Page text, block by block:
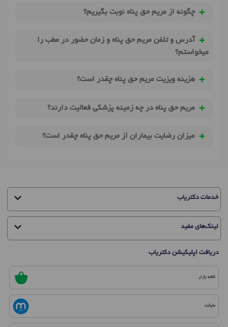
چگونه از مریم حق پناه نوبت بگیریم؟
آدرس و تلفن مریم حق پناه و زمان حضور در مطب را
میخواستم؟
هزینه ویزیت مریم حق پناه چقدر است؟
مریم حق پناه در چه زمینه پزشکی فعالیت دارند؟
میزان رضایت بیماران از مریم حق پناه چقدر است؟
خدمات دکتریاب
لینک‌های مفید
دریافت اپلیکیشن دکتریاب
کافه بازار
مایکت